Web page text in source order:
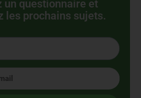
un questionnaire et
les prochains sujets.